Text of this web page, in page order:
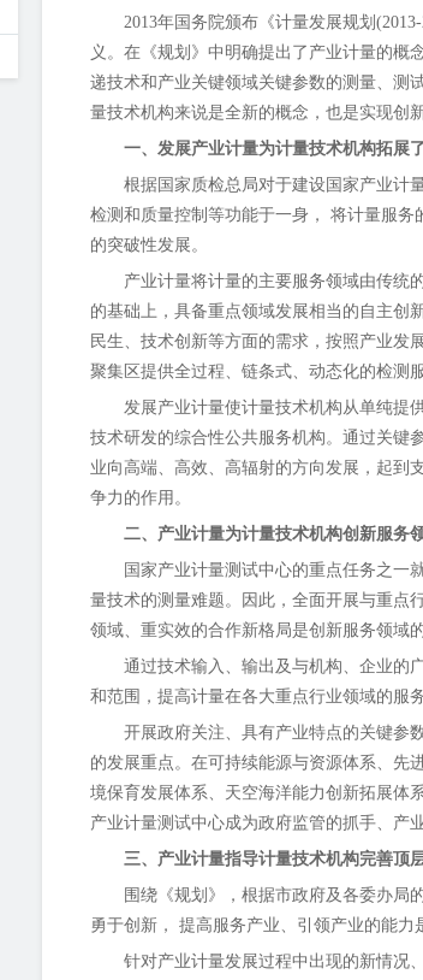
2013年国务院颁布《计量发展规划
义。在《规划》中明确提出了产业计量的概
递技术和产业关键领域关键参数的测量、测
量技术机构来说是全新的概念，也是实现创
一、发展产业计量为计量技术机构拓展
根据国家质检总局对于建设国家产业计
检测和质量控制等功能于一身， 将计量服
的突破性发展。
产业计量将计量的主要服务领域由传统
的基础上，具备重点领域发展相当的自主创
民生、技术创新等方面的需求，按照产业发
聚集区提供全过程、链条式、动态化的检测
发展产业计量使计量技术机构从单纯提
技术研发的综合性公共服务机构。通过关键
业向高端、高效、高辐射的方向发展，起到
争力的作用。
二、产业计量为计量技术机构创新服务
国家产业计量测试中心的重点任务之一
量技术的测量难题。因此，全面开展与重点
领域、重实效的合作新格局是创新服务领域
通过技术输入、输出及与机构、企业的
和范围，提高计量在各大重点行业领域的服
开展政府关注、具有产业特点的关键参
的发展重点。在可持续能源与资源体系、先
境保育发展体系、天空海洋能力创新拓展体
产业计量测试中心成为政府监管的抓手、产
三、产业计量指导计量技术机构完善顶
围绕《规划》，根据市政府及各委办局
勇于创新， 提高服务产业、引领产业的能力
针对产业计量发展过程中出现的新情况